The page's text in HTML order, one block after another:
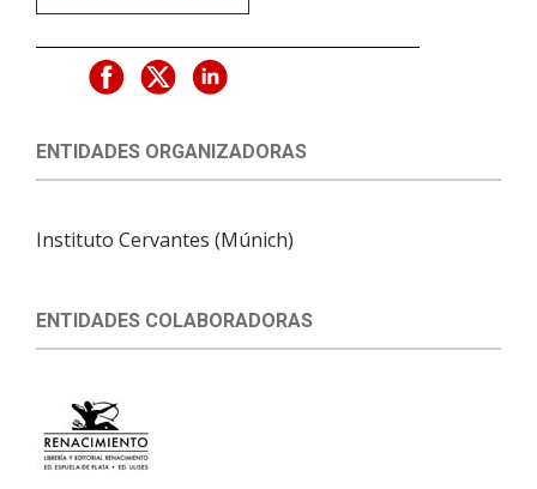
ENTIDADES ORGANIZADORAS
Instituto Cervantes (Múnich)
ENTIDADES COLABORADORAS